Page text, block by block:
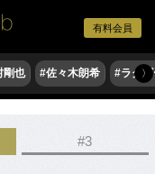
有料会員
剛也 #佐々木朗希 #ラグ〉
#3